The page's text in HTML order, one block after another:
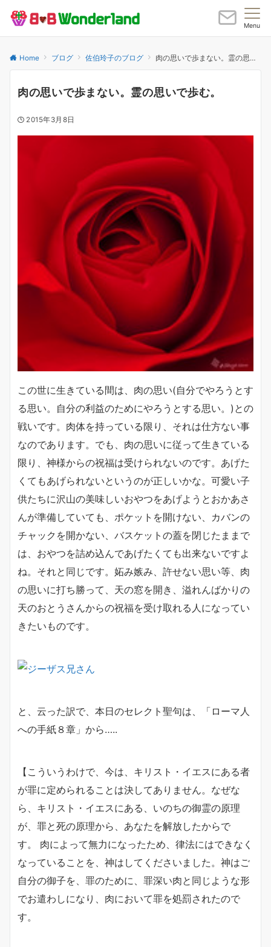
Menu
Home ブログ 佐伯玲子のブログ 肉の思いで歩まない。霊の思いで歩む。
肉の思いで歩まない。霊の思いで歩む。
2015年3月8日
この世に生きている間は、肉の思い(自分でやろうとす
る思い。自分の利益のためにやろうとする思い。)との
戦いです。肉体を持っている限り、それは仕方ない事
なのであります。でも、肉の思いに従って生きている
限り、神様からの祝福は受けられないのです。あげた
くてもあげられないというのが正しいかな。可愛い子
供たちに沢山の美味しいおやつをあげようとおかあさ
んが準備していても、ポケットを開けない、カバンの
チャックを開かない、バスケットの蓋を閉じたままで
は、おやつを詰め込んであげたくても出来ないですよ
ね。それと同じです。妬み嫉み、許せない思い等、肉
の思いに打ち勝って、天の窓を開き、溢れんばかりの
天のおとうさんからの祝福を受け取れる人になってい
きたいものです。
と、云った訳で、本日のセレクト聖句は、「ローマ人
への手紙８章」から…..
【こういうわけで、今は、キリスト・イエスにある者
が罪に定められることは決してありません。なぜな
ら、キリスト・イエスにある、いのちの御霊の原理
が、罪と死の原理から、あなたを解放したからで
す。
肉によって無力になったため、律法にはできなく
なっていることを、神はしてくださいました。神はご
自分の御子を、罪のために、罪深い肉と同じような形
でお遣わしになり、肉において罪を処罰されたので
す。